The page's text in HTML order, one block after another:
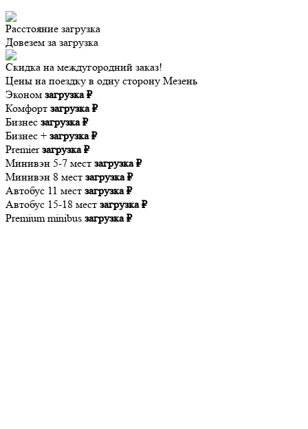
Расстояние загрузка
Довезем за загрузка
Скидка на междугородний заказ!
Цены на поездку в одну сторону Мезень
Эконом загрузка ₽
Комфорт загрузка ₽
Бизнес загрузка ₽
Бизнес + загрузка ₽
Premier загрузка ₽
Минивэн 5-7 мест загрузка ₽
Минивэн 8 мест загрузка ₽
Автобус 11 мест загрузка ₽
Автобус 15-18 мест загрузка ₽
Premium minibus загрузка ₽